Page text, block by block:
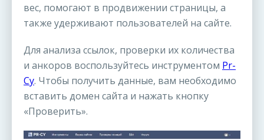
вес, помогают в продвижении страницы, а
также удерживают пользователей на сайте.
Для анализа ссылок, проверки их количества
и анкоров воспользуйтесь инструментом Pr-
Cy. Чтобы получить данные, вам необходимо
вставить домен сайта и нажать кнопку
«Проверить».